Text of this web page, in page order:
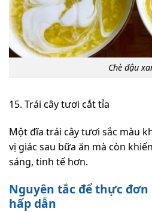
Chè đậu
15. Trái cây tươi cắt tỉa
Một đĩa trái cây tươi sắc màu
vị giác sau bữa ăn mà còn
sáng, tinh tế hơn.
Nguyên tắc để thực
hấp dẫn